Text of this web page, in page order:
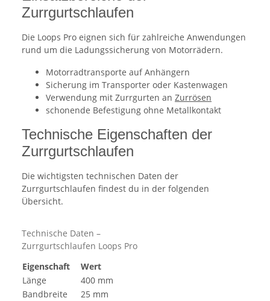
Zurrgurtschlaufen
Die Loops Pro eignen sich für zahlreiche Anwendungen
rund um die Ladungssicherung von Motorrädern.
Motorradtransporte auf Anhängern
Sicherung im Transporter oder Kastenwagen
Verwendung mit Zurrgurten an Zurrösen
schonende Befestigung ohne Metallkontakt
Technische Eigenschaften der
Zurrgurtschlaufen
Die wichtigsten technischen Daten der
Zurrgurtschlaufen findest du in der folgenden
Übersicht.
Technische Daten –
Zurrgurtschlaufen Loops Pro
Eigenschaft
Wert
Länge
400 mm
Bandbreite
25 mm